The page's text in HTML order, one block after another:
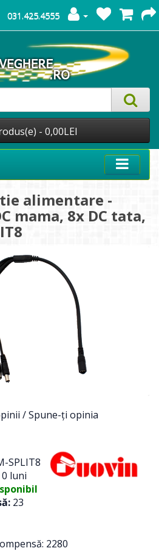
031.425.4555
- 0,00LEI
alimentare -
mama, 8x DC tata,
/Spune-ţi opinia
SPLIT8
0 luni
23
2280